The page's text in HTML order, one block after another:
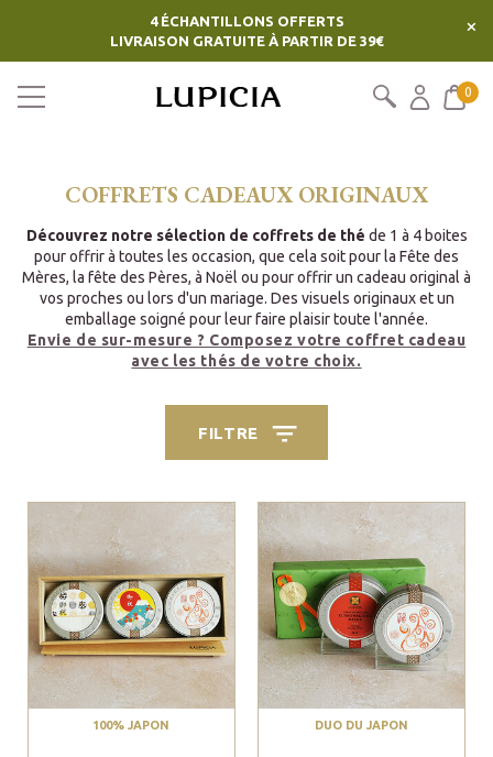
4 ÉCHANTILLONS OFFERTS
LIVRAISON GRATUITE À PARTIR DE 39€
×
0
COFFRETS CADEAUX ORIGINAUX
Découvrez notre sélection de coffrets de thé de 1 à 4 boites
pour offrir à toutes les occasion, que cela soit pour la Fête des
Mères, la fête des Pères, à Noël ou pour offrir un cadeau original à
vos proches ou lors d'un mariage. Des visuels originaux et un
emballage soigné pour leur faire plaisir toute l'année.
Envie de sur-mesure ? Composez votre coffret cadeau
avec les thés de votre choix.
FILTRE
100% JAPON DUO DU JAPON